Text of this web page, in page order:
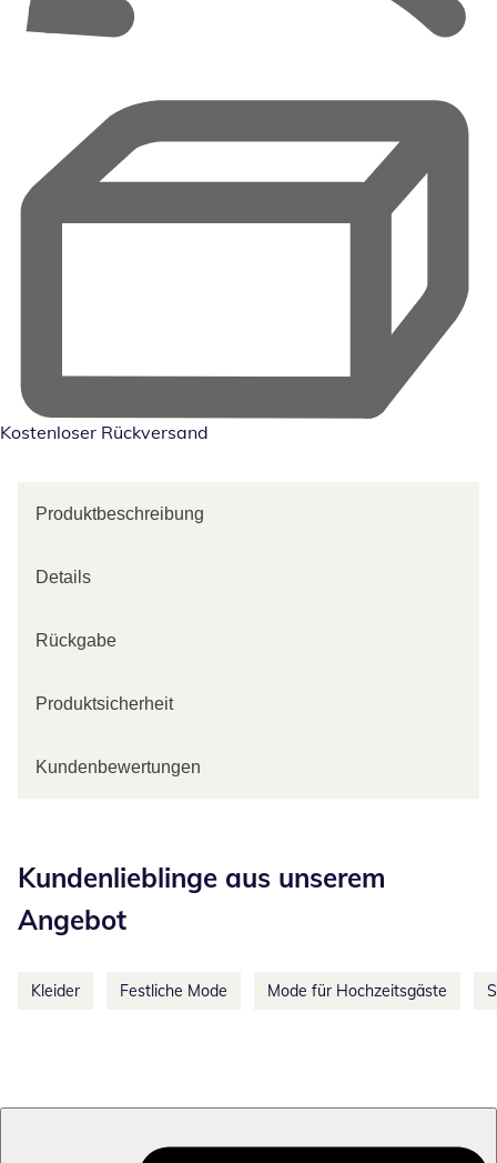
Kostenloser Rückversand
Produktbeschreibung
Details
Rückgabe
Produktsicherheit
Kundenbewertungen
Kundenlieblinge aus unserem
Angebot
Kleider Festliche Mode Mode für Hochzeitsgäste